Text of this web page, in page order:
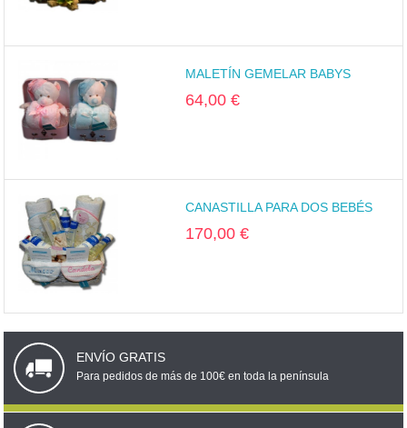
MALETÍN GEMELAR BABYS
64,00 €
CANASTILLA PARA DOS BEBÉS
170,00 €
ENVÍO GRATIS
Para pedidos de más de 100€ en toda la península